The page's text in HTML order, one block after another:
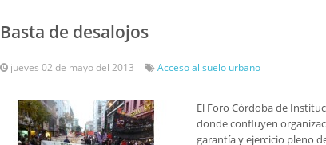
Basta de desalojos
jueves 02 de mayo del 2013 Acceso al suelo urbano
El Foro Córdoba de
donde confluyen
garantía y ejercicio pleno